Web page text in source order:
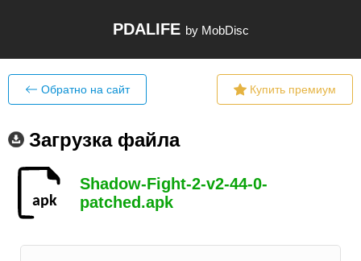
PDALIFE by MobDisc
Обратно на сайт Купить премиум
Загрузка файла
Shadow-Fight-2-v2-44-0-
patched.apk